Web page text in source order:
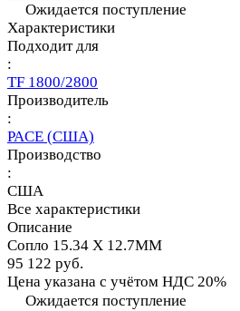
Ожидается поступление
Характеристики
Подходит для
:
TF 1800/2800
Производитель
:
PACE (США)
Производство
:
США
Все характеристики
Описание
Сопло 15.34 X 12.7MM
95 122 руб.
Цена указана с учётом НДС 20%
Ожидается поступление